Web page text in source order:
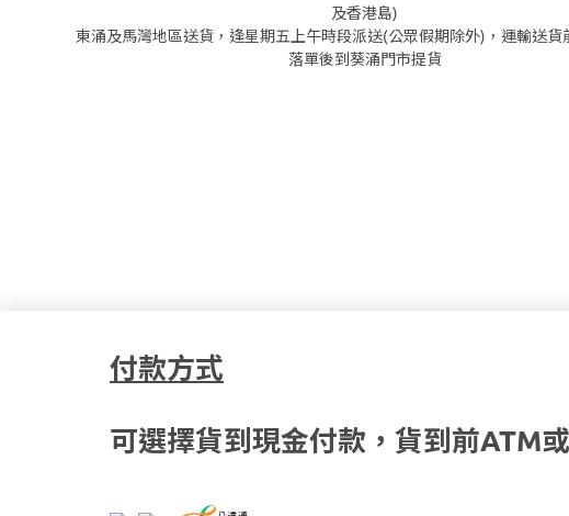
及香港島)
東涌及馬灣地區送貨，逢星期五上午時段派送(公眾假期除外)，運輸送貨
落單後到葵涌門市提貨
付款方式
可選擇貨到現金付款，貨到前ATM